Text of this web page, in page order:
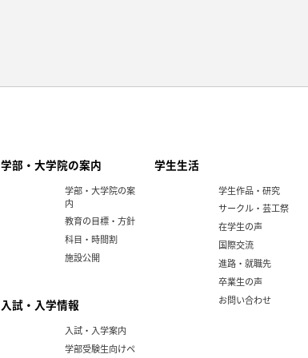
学部・大学院の案内
学部・大学院の案
内
教育の目標・方針
科目・時間割
施設公開
入試・入学情報
入試・入学案内
学部受験生向けペ
学生生活
学生作品・研究
サークル・芸工祭
在学生の声
国際交流
進路・就職先
卒業生の声
お問い合わせ